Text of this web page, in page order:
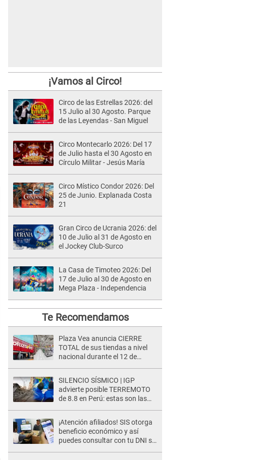
¡Vamos al Circo!
Circo de las Estrellas 2026: del
15 Julio al 30 Agosto. Parque
de las Leyendas - San Miguel
Circo Montecarlo 2026: Del 17
de Julio hasta el 30 Agosto en
Círculo Militar - Jesús María
Circo Místico Condor 2026: Del
25 de Junio. Explanada Costa
21
Gran Circo de Ucrania 2026: del
10 de Julio al 31 de Agosto en
el Jockey Club-Surco
La Casa de Timoteo 2026: Del
17 de Julio al 30 de Agosto en
Mega Plaza - Independencia
Te Recomendamos
Plaza Vea anuncia CIERRE
TOTAL de sus tiendas a nivel
nacional durante el 12 de
SILENCIO SÍSMICO | IGP
advierte posible TERREMOTO
de 8.8 en Perú: estas son las
¡Atención afiliados! SIS otorga
beneficio económico y así
puedes consultar con tu DNI si